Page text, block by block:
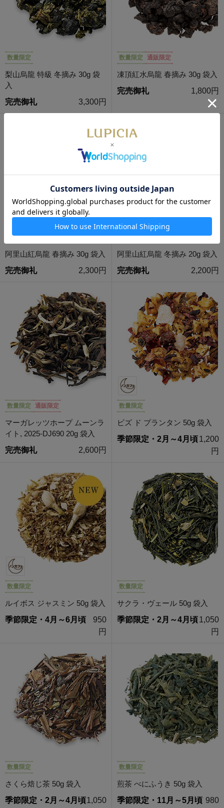
数量限定
梨山烏龍 特級 冬摘み 30g 袋
入
完売御礼
3,300円
数量限定 通販限定
凍頂紅水烏龍 春摘み 30g 袋入
完売御礼
1,800円
数量限定 通販限定
阿里山紅烏龍 春摘み 30g 袋入
完売御礼
2,300円
数量限定 通販限定
阿里山紅烏龍 冬摘み 20g 袋入
完売御礼
2,200円
数量限定 通販限定
マーガレッツホープ ムーンラ
イト, 2025-DJ690 20g 袋入
完売御礼
2,600円
数量限定
ビズ ド プランタン 50g 袋入
季節限定・2月～4月頃1,200
円
数量限定
ルイボス ジャスミン 50g 袋入
季節限定・4月～6月頃
950
円
数量限定
サクラ・ヴェール 50g 袋入
季節限定・2月～4月頃1,050
円
数量限定
さくら焙じ茶 50g 袋入
季節限定・2月～4月頃1,050
数量限定
煎茶 べにふうき 50g 袋入
季節限定・11月～5月頃 980